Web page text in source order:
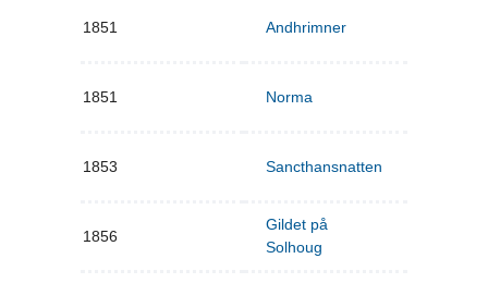
1851 Andhrimner
1851 Norma
1853 Sancthansnatten
1856
Gildet på
Solhoug